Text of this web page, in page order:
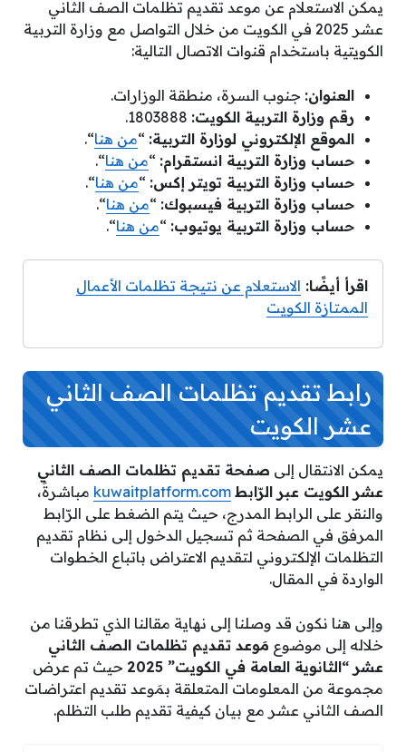
يمكن الاستعلام عن موعد تقديم تظلمات الصف الثاني
عشر 2025 في الكويت من خلال التواصل مع وزارة التربية
الكويتية باستخدام قنوات الاتصال التالية:
العنوان: جنوب السرة، منطقة الوزارات.
رقم وزارة التربية الكويت:
الموقع الإلكتروني لوزارة التربية: “من هنا“.
حساب وزارة التربية انستقرام: “من هنا“.
حساب وزارة التربية تويتر إكس: “من هنا“.
حساب وزارة التربية فيسبوك: “من هنا“.
حساب وزارة التربية يوتيوب: “من هنا“.
اقرأ أيضًا: الاستعلام عن نتيجة تظلمات الأعمال
الممتازة الكويت
رابط تقديم تظلمات الصف الثاني
عشر الكويت
يمكن الانتقال إلى صفحة تقديم تظلمات الصف الثاني
عشر الكويت عبر الرّابط kuwaitplatform.com مباشرةً،
والنقر على الرابط المدرج، حيث يتم الضغط على الرّابط
المرفق في الصفحة ثم تسجيل الدخول إلى نظام تقديم
التظلمات الإلكتروني لتقديم الاعتراض باتباع الخطوات
الواردة في المقال.
وإلى هنا نكون قد وصلنا إلى نهاية مقالنا الذي تطرقنا من
خلاله إلى موضوع مَوعد تقديم تظلمات الصف الثاني
عشر “الثانوية العامة في الكويت” 2025
حيث تم عرض
مجموعة من المعلومات المتعلقة بمَوعد تقديم اعتراضات
الصف الثاني عشر مع بيان كيفية تقديم طلب التظلم.